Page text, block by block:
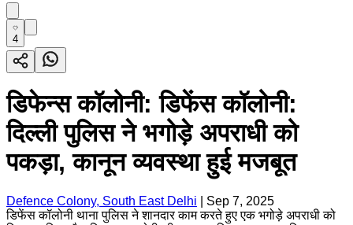
4
डिफेन्स कॉलोनी: डिफेंस कॉलोनी:
दिल्ली पुलिस ने भगोड़े अपराधी को
पकड़ा, कानून व्यवस्था हुई मजबूत
Defence Colony, South East Delhi
Sep 7, 2025
डिफेंस कॉलोनी थाना पुलिस ने शानदार काम करते हुए एक भगोड़े अपराधी को